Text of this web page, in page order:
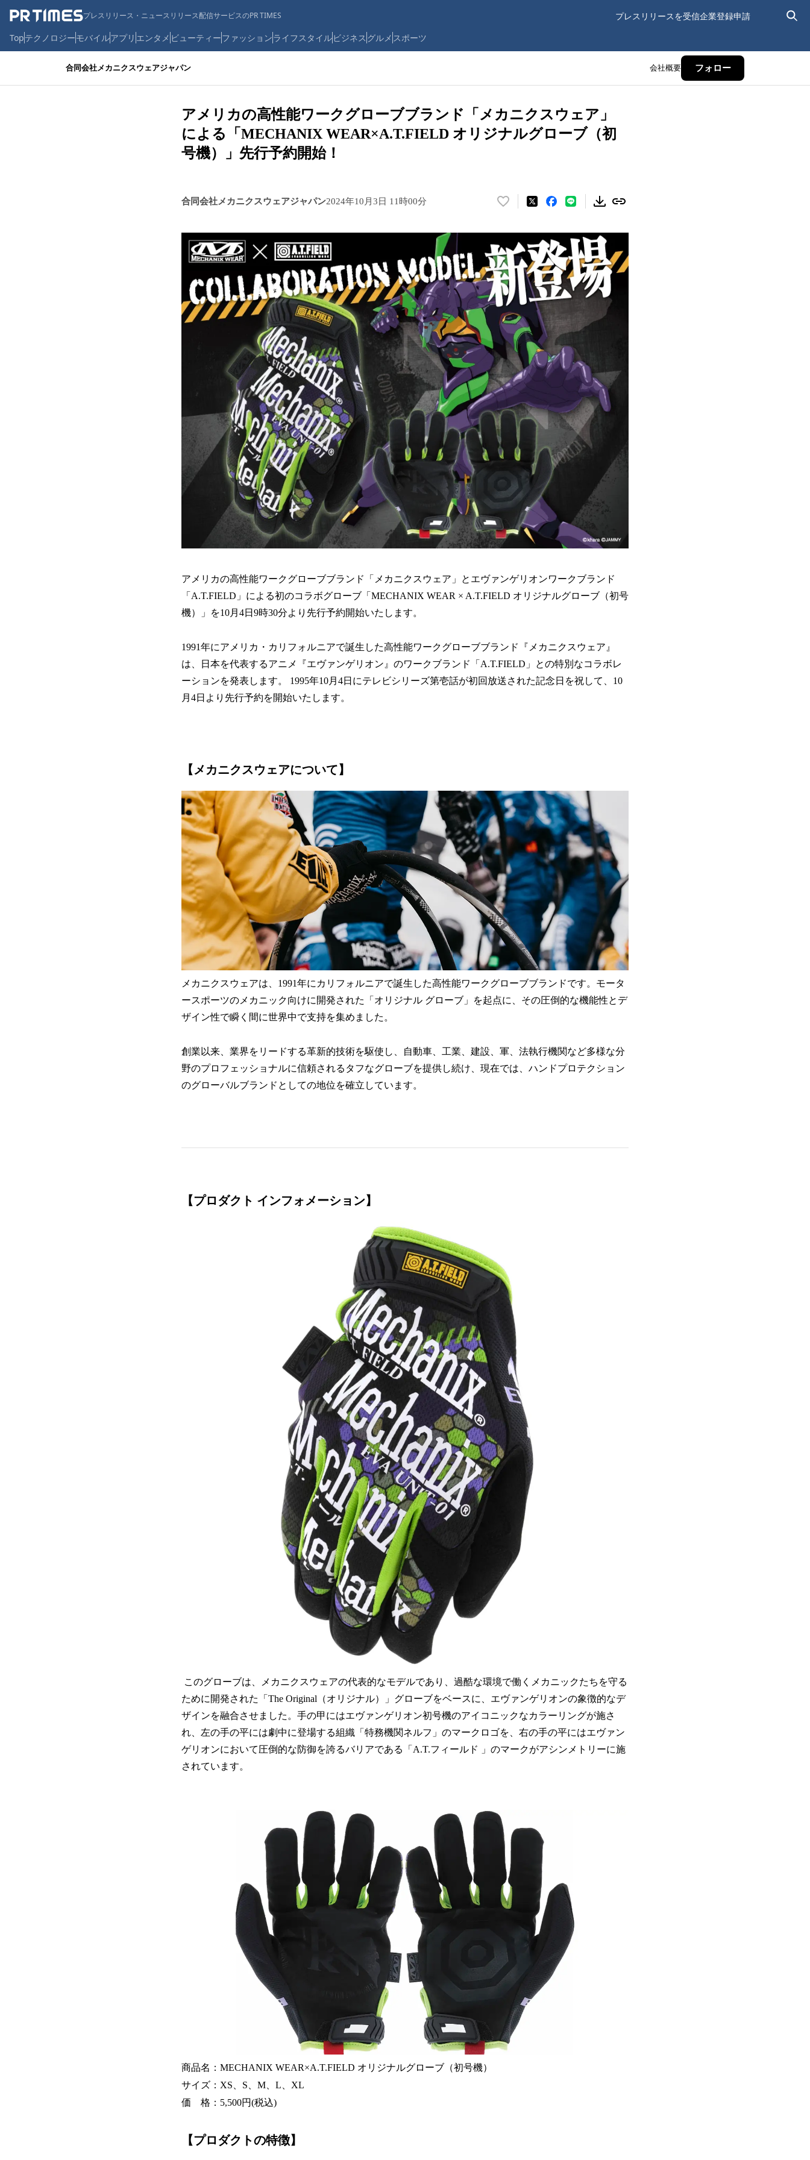
プレスリリース・ニュースリリース配信サービスのPR TIMES プレスリリースを受信企業登録申請
Topテクノロジーモバイルアプリ エンタメ ビューティーファッションライフスタイルビジネス グルメ スポーツ
合同会社メカニクスウェアジャパン 会社概要 フォロー
アメリカの高性能ワークグローブブランド「メカニクスウェア」
による「MECHANIX WEAR×A.T.FIELD オリジナルグローブ（初
号機）」先行予約開始！
合同会社メカニクスウェアジャパン2024年10月3日 11時00分
い
ね
！
数
を
読
み
込
み
中
で
す
アメリカの高性能ワークグローブブランド「メカニクスウェア」とエヴァンゲリオンワークブランド
「A.T.FIELD」による初のコラボグローブ「MECHANIX WEAR × A.T.FIELD オリジナルグローブ（初号
機）」を10月4日9時30分より先行予約開始いたします。
1991年にアメリカ・カリフォルニアで誕生した高性能ワークグローブブランド『メカニクスウェア』
は、日本を代表するアニメ『エヴァンゲリオン』のワークブランド「A.T.FIELD」との特別なコラボレ
ーションを発表します。 1995年10月4日にテレビシリーズ第壱話が初回放送された記念日を祝して、10
月4日より先行予約を開始いたします。
【 メカニクスウェアについて】
メカニクスウェアは、1991年にカリフォルニアで誕生した高性能ワークグローブブランドです。モータ
ースポーツのメカニック向けに開発された「オリジナル グローブ」を起点に、その圧倒的な機能性とデ
ザイン性で瞬く間に世界中で支持を集めました。
創業以来、業界をリードする革新的技術を駆使し、自動車、工業、建設、軍、法執行機関など多様な分
野のプロフェッショナルに信頼されるタフなグローブを提供し続け、現在では、ハンドプロテクション
のグローバルブランドとしての地位を確立しています。
【プロダクト インフォメーション】
このグローブは、メカニクスウェアの代表的なモデルであり、過酷な環境で働くメカニックたちを守る
ために開発された「The Original（オリジナル）」グローブをベースに、エヴァンゲリオンの象徴的なデ
ザインを融合させました。手の甲にはエヴァンゲリオン初号機のアイコニックなカラーリングが施さ
れ、左の手の平には劇中に登場する組織「特務機関ネルフ」のマークロゴを、右の手の平にはエヴァン
ゲリオンにおいて圧倒的な防御を誇るバリアである「A.T.フィールド 」のマークがアシンメトリーに施
されています。
商品名：MECHANIX WEAR×A.T.FIELD オリジナルグローブ（初号機）
サイズ：XS、S、M、L、XL
価 格：5,500円(税込)
【プロダクトの特徴】